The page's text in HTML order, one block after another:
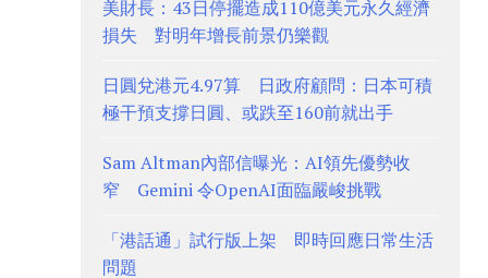
美財長：43日停擺造成110億美元永久經濟
損失 對明年增長前景仍樂觀
日圓兌港元4.97算 日政府顧問：日本可積
極干預支撐日圓、或跌至160前就出手
Sam Altman內部信曝光：AI領先優勢收
窄 Gemini 令OpenAI面臨嚴峻挑戰
「港話通」試行版上架 即時回應日常生活
問題